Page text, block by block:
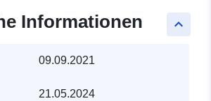
keyboard_arrow_up
Informationen
09.09.2021
21.05.2024